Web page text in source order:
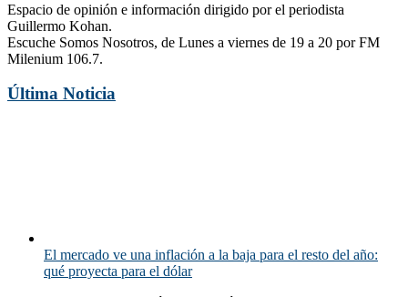
Espacio de opinión e información dirigido por el periodista
Guillermo Kohan.
Escuche Somos Nosotros, de Lunes a viernes de 19 a 20 por FM
Milenium 106.7.
Última Noticia
El mercado ve una inflación a la baja para el resto del año:
qué proyecta para el dólar